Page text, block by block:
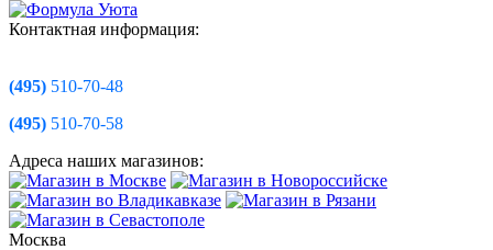
Контактная информация:
(495) 510-70-48
(495) 510-70-58
Адреса наших магазинов:
Москва